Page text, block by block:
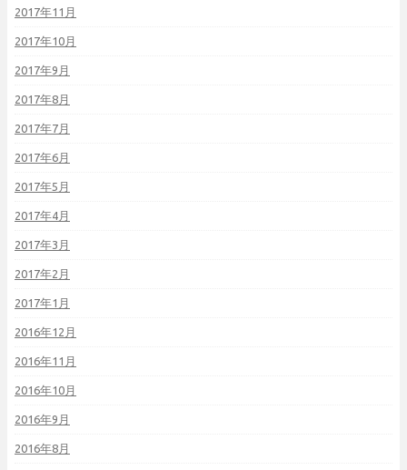
2017年11月
2017年10月
2017年9月
2017年8月
2017年7月
2017年6月
2017年5月
2017年4月
2017年3月
2017年2月
2017年1月
2016年12月
2016年11月
2016年10月
2016年9月
2016年8月